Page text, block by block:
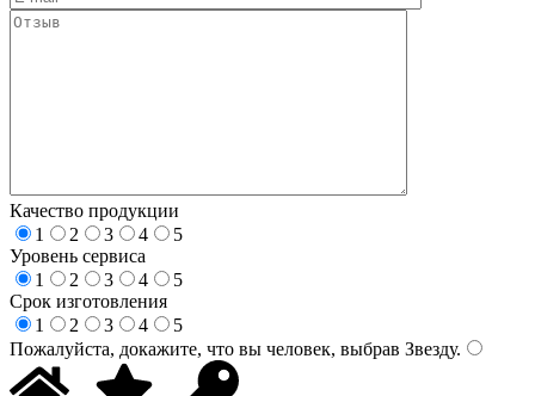
Качество продукции
1
2 3 4
5
Уровень сервиса
1
2 3 4
5
Срок изготовления
1
2 3 4
5
Пожалуйста, докажите, что вы человек, выбрав Звезду.